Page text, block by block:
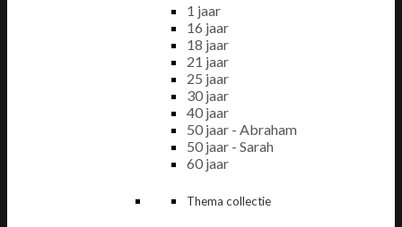
1 jaar
16 jaar
18 jaar
21 jaar
25 jaar
30 jaar
40 jaar
50 jaar - Abraham
50 jaar - Sarah
60 jaar
Thema collectie